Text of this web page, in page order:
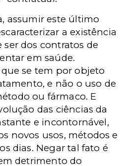
assumir este último
a existência
ser dos contratos de
em saúde.
se tem por objeto
e não o uso de
ou fármaco. E
das ciências da
e incontornável,
novos usos, métodos e
dias. Negar tal fato é
detrimento do